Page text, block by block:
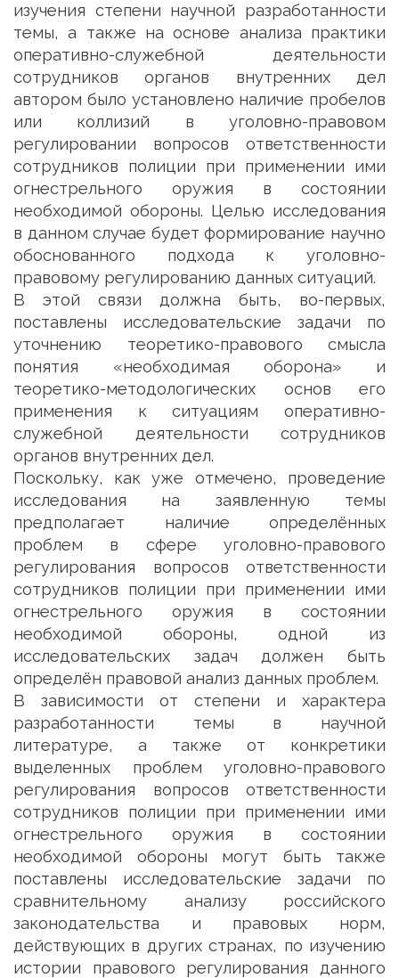
изучения степени научной разработанности
темы, а также на основе анализа практики
оперативно-служебной деятельности
сотрудников органов внутренних дел
автором было установлено наличие пробелов
или коллизий в уголовно-правовом
регулировании вопросов ответственности
сотрудников полиции при применении ими
огнестрельного оружия в состоянии
необходимой обороны. Целью исследования
в данном случае будет формирование научно
обоснованного подхода к уголовно-
правовому регулированию данных ситуаций.
В этой связи должна быть, во-первых,
поставлены исследовательские задачи по
уточнению теоретико-правового смысла
понятия «необходимая оборона» и
теоретико-методологических основ его
применения к ситуациям оперативно-
служебной деятельности сотрудников
органов внутренних дел.
Поскольку, как уже отмечено, проведение
исследования на заявленную темы
предполагает наличие определённых
проблем в сфере уголовно-правового
регулирования вопросов ответственности
сотрудников полиции при применении ими
огнестрельного оружия в состоянии
необходимой обороны, одной из
исследовательских задач должен быть
определён правовой анализ данных проблем.
В зависимости от степени и характера
разработанности темы в научной
литературе, а также от конкретики
выделенных проблем уголовно-правового
регулирования вопросов ответственности
сотрудников полиции при применении ими
огнестрельного оружия в состоянии
необходимой обороны могут быть также
поставлены исследовательские задачи по
сравнительному анализу российского
законодательства и правовых норм,
действующих в других странах, по изучению
истории правового регулирования данного